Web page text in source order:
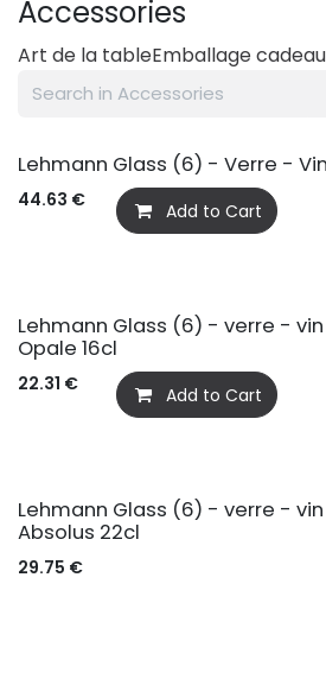
Accessories
Art de la tableEmballage cadeau
Lehmann Glass (6) - Verre -
44.63 € Add to Cart
Lehmann Glass (6) - verre -
Opale 16cl
22.31 € Add to Cart
Lehmann Glass (6) - verre -
Absolus 22cl
29.75 €